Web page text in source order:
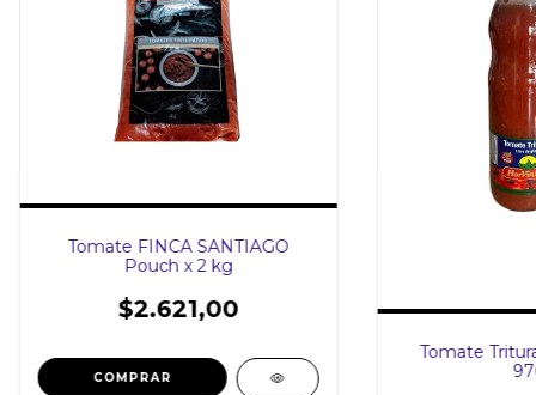
Tomate FINCA SANTIAGO
Pouch x 2 kg
$2.621,00
Tomate